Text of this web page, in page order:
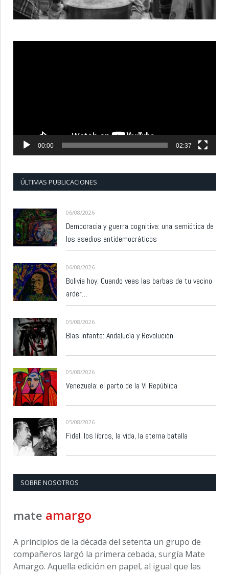
00:00 02:37
ÚLTIMAS PUBLICACIONES
06/08/2026
Democracia y guerra cognitiva: una semiótica de
los asedios antidemocráticos
06/08/2026
Bolivia hoy: Cuando veas las barbas de tu vecino
arder…
05/08/2026
Blas Infante: Andalucía y Revolución.
05/08/2026
Venezuela: el parto de la VI República
05/08/2026
Fidel, los libros, la vida, la eterna batalla
SOBRE NOSOTROS
mate amargo
A principios de la década del setenta un grupo de
compañeros largó la primera cebada, surgía Mate
Amargo. Aquella edición en papel, al igual que las